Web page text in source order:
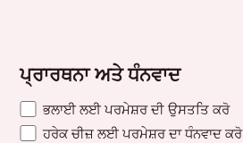
ਪ੍ਰਾਰਥਨਾ ਅਤੇ ਧੰਨਵਾਦ
ਭਲਾਈ ਲਈ ਪਰਮੇਸ਼ਰ ਦੀ ਉਸਤਤਿ ਕਰੋ
ਹਰੇਕ ਚੀਜ਼ ਲਈ ਪਰਮੇਸ਼ਰ ਦਾ ਧੰਨਵਾਦ ਕਰੋ